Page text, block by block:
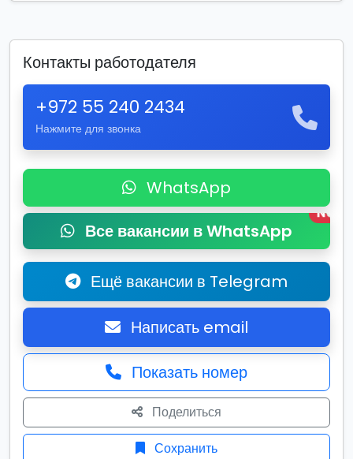
Контакты работодателя
+972 55 240 2434
Нажмите для звонка
WhatsApp
Все вакансии в WhatsApp
New
Ещё вакансии в Telegram
Написать email
Показать номер
Поделиться
Сохранить